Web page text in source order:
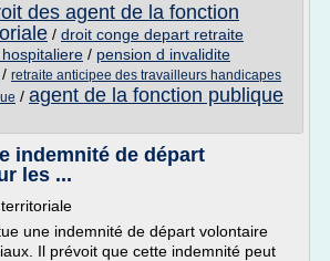
des agent de la fonction
/ droit conge depart retraite
/ pension d invalidite
/ retraite anticipee des travailleurs handicapes
/ agent de la fonction publique
indemnité de départ
les ...
une indemnité de départ volontaire
Il prévoit que cette indemnité peut